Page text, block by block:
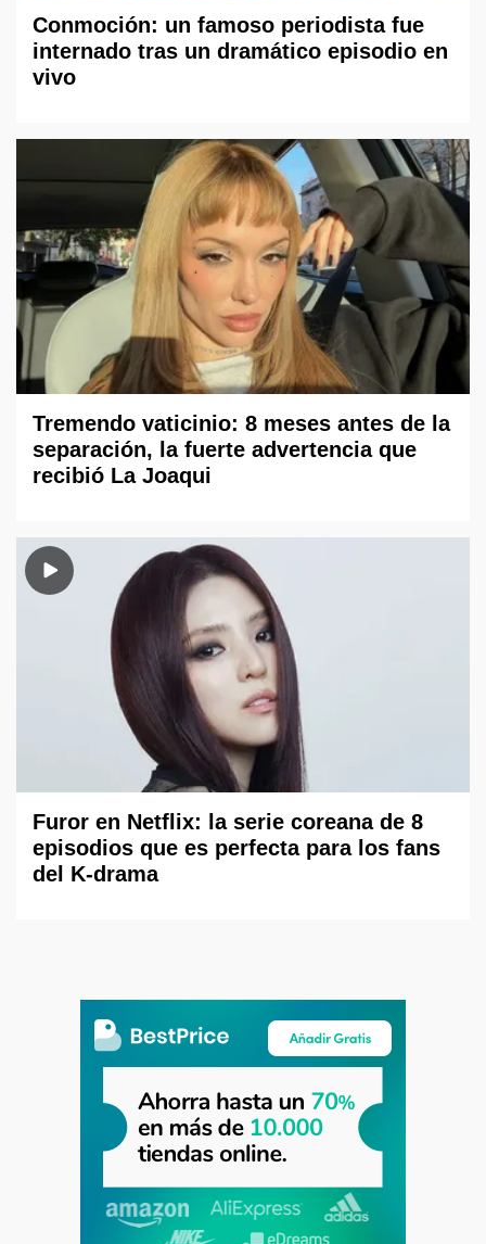
Conmoción: un famoso periodista fue
internado tras un dramático episodio en
vivo
Tremendo vaticinio: 8 meses antes de la
separación, la fuerte advertencia que
recibió La Joaqui
Furor en Netflix: la serie coreana de 8
episodios que es perfecta para los fans
del K-drama